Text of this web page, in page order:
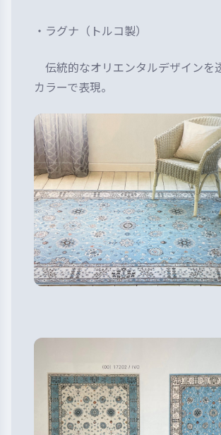
・ラグナ（トルコ製）
伝統的なオリエンタルデザインを
カラーで表現。